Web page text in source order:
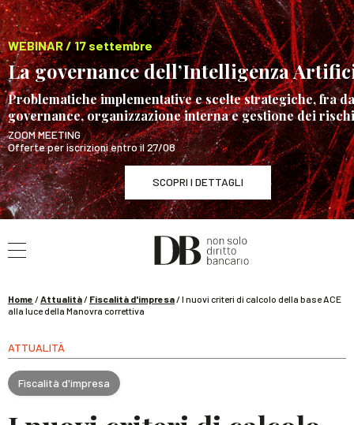
WEBINAR / 17 settembre
La governance dell’Intelligenza
Problematiche implementative e scelte strategiche, fra
governance, organizzazione interna e gestione dei rischi
ZOOM MEETING
Offerte per iscrizioni entro il 27/08
SCOPRI I DETTAGLI
WEBINAR / 17 settembre
La governance dell’Intelligenza Artificiale
Home /Attualità/ Fiscalità d'impresa/I nuovi criteri di calcolo della base ACE
alla luce della Manovra correttiva
ATTUALITÀ
Fiscalità d'impresa